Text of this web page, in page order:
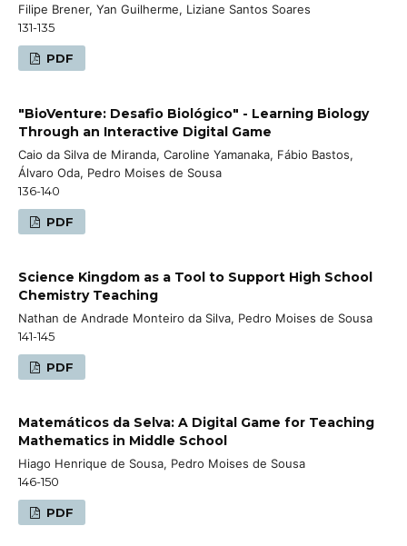
Filipe Brener, Yan Guilherme, Liziane Santos Soares
131-135
PDF
"BioVenture: Desafio Biológico" - Learning Biology
Through an Interactive Digital Game
Caio da Silva de Miranda, Caroline Yamanaka, Fábio Bastos,
Álvaro Oda, Pedro Moises de Sousa
136-140
PDF
Science Kingdom as a Tool to Support High School
Chemistry Teaching
Nathan de Andrade Monteiro da Silva, Pedro Moises de Sousa
141-145
PDF
Matemáticos da Selva: A Digital Game for Teaching
Mathematics in Middle School
Hiago Henrique de Sousa, Pedro Moises de Sousa
146-150
PDF